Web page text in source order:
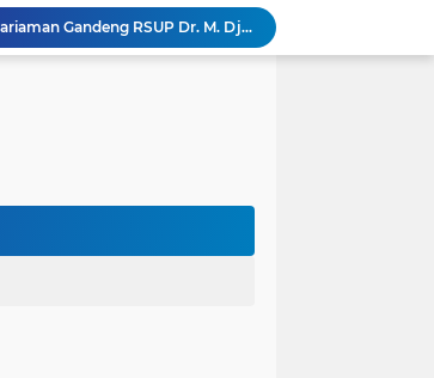
Tingkatkan Mutu Pelayanan, Pemko Pariaman Gandeng RSUP Dr. M. Djamil Padang
Pisah Sambut Kapolres, Yota Balad Tekankan Pentingnya Sinergi Jaga Kondusivitas Daerah